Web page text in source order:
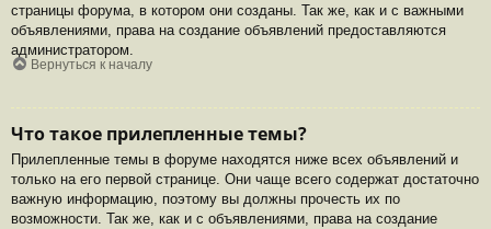
страницы форума, в котором они созданы. Так же, как и с важными
объявлениями, права на создание объявлений предоставляются
администратором.
Вернуться к началу
Что такое прилепленные темы?
Прилепленные темы в форуме находятся ниже всех объявлений и
только на его первой странице. Они чаще всего содержат достаточно
важную информацию, поэтому вы должны прочесть их по
возможности. Так же, как и с объявлениями, права на создание